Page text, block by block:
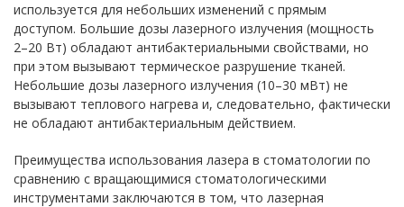
используется для небольших изменений с прямым
доступом. Большие дозы лазерного излучения (мощность
2–20 Вт) обладают антибактериальными свойствами, но
при этом вызывают термическое разрушение тканей.
Небольшие дозы лазерного излучения (10–30 мВт) не
вызывают теплового нагрева и, следовательно, фактически
не обладают антибактериальным действием.
Преимущества использования лазера в стоматологии по
сравнению с вращающимися стоматологическими
инструментами заключаются в том, что лазерная